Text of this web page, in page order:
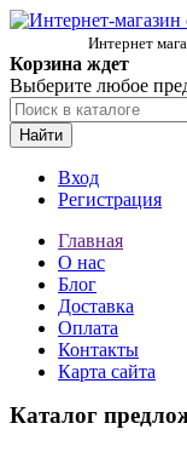
Интернет
Корзина ждет
Выберите любое
Найти
Вход
Регистрация
Главная
О нас
Блог
Доставка
Оплата
Контакты
Карта сайта
Каталог